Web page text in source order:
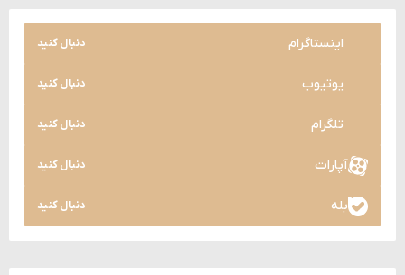
اینستاگرام دنبال کنید
یوتیوب دنبال کنید
تلگرام دنبال کنید
آپارات دنبال کنید
بله دنبال کنید